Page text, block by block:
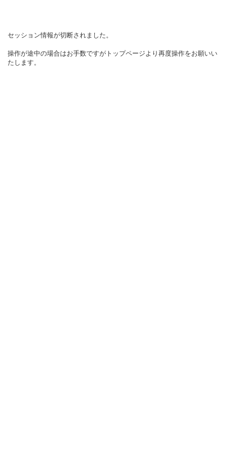
セッション情報が切断されました。
操作が途中の場合はお手数ですがトップページより再度操作をお願いい
たします。